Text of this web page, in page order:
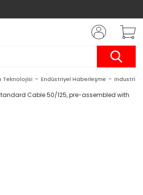
Teknolojisi Endüstriyel Haberleşme Industrial